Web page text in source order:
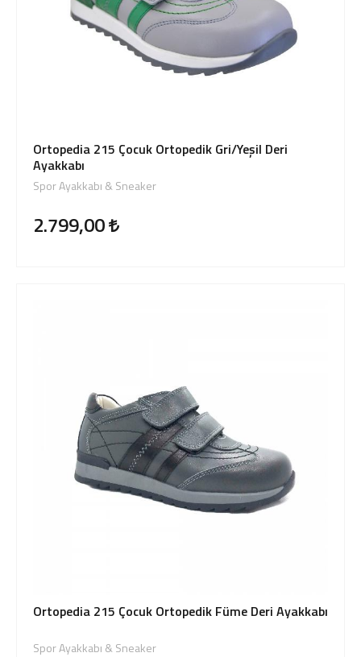
Ortopedia 215 Çocuk Ortopedik Gri/Yeşil Deri
Ayakkabı
Spor Ayakkabı & Sneaker
2.799,00
Ortopedia 215 Çocuk Ortopedik Füme Deri Ayakkabı
Spor Ayakkabı & Sneaker